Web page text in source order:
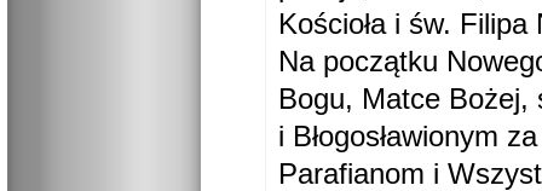
Kościoła i św. Filipa
Na początku
Bogu, Matce Bożej,
i Błogosławionym
Parafianom i